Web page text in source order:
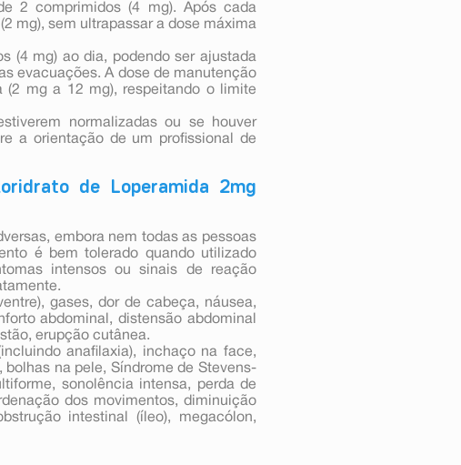
2 comprimidos (4 mg). Após cada
mg), sem ultrapassar a dose máxima
(4 mg) ao dia, podendo ser ajustada
evacuações. A dose de manutenção
mg a 12 mg), respeitando o limite
normalizadas ou se houver
a orientação de um profissional de
de Loperamida 2mg
embora nem todas as pessoas
é bem tolerado quando utilizado
intensos ou sinais de reação
gases, dor de cabeça, náusea,
abdominal, distensão abdominal
erupção cutânea.
anafilaxia), inchaço na face,
bolhas na pele, Síndrome de Stevens-
sonolência intensa, perda de
dos movimentos, diminuição
intestinal (íleo), megacólon,